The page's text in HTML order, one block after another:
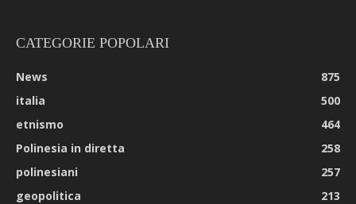
CATEGORIE POPOLARI
News
875
italia
500
etnismo
464
Polinesia in diretta
258
polinesiani
257
geopolitica
213